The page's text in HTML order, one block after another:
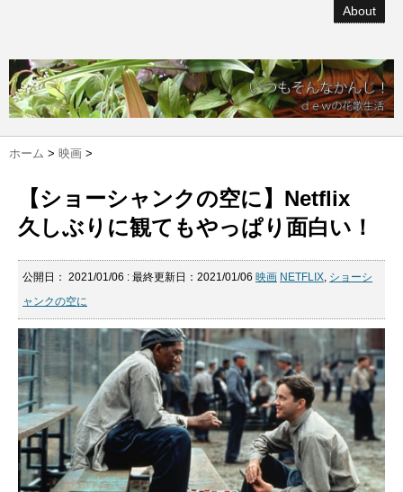
About
ホーム > 映画 >
【ショーシャンクの空に】Netflix
久しぶりに観てもやっぱり面白い！
公開日： 2021/01/06 : 最終更新日：2021/01/06 映画 NETFLIX, ショーシ
ャンクの空に